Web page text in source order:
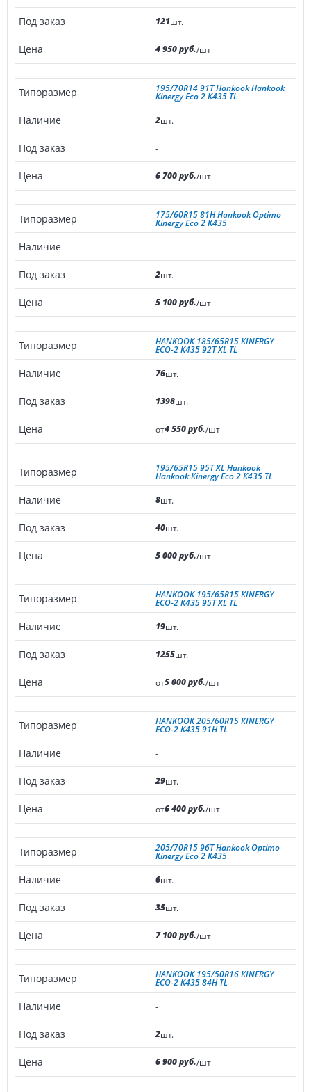
121шт.
4 950 руб./шт
195/70R14 91T Hankook Hankook
Kinergy Eco 2 K435 TL
2шт.
-
6 700 руб./шт
175/60R15 81H Hankook Optimo
Kinergy Eco 2 K435
-
2шт.
5 100 руб./шт
HANKOOK 185/65R15 KINERGY
ECO-2 K435 92T XL TL
76шт.
1398шт.
от4 550 руб./шт
195/65R15 95T XL Hankook
Hankook Kinergy Eco 2 K435 TL
8шт.
40шт.
5 000 руб./шт
HANKOOK 195/65R15 KINERGY
ECO-2 K435 95T XL TL
19шт.
1255шт.
от5 000 руб./шт
HANKOOK 205/60R15 KINERGY
ECO-2 K435 91H TL
-
29шт.
от6 400 руб./шт
205/70R15 96T Hankook Optimo
Kinergy Eco 2 K435
6шт.
35шт.
7 100 руб./шт
HANKOOK 195/50R16 KINERGY
ECO-2 K435 84H TL
-
2шт.
6 900 руб./шт